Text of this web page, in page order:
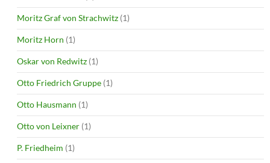
Moritz Graf von Strachwitz (1)
Moritz Horn (1)
Oskar von Redwitz (1)
Otto Friedrich Gruppe (1)
Otto Hausmann (1)
Otto von Leixner (1)
P. Friedheim (1)